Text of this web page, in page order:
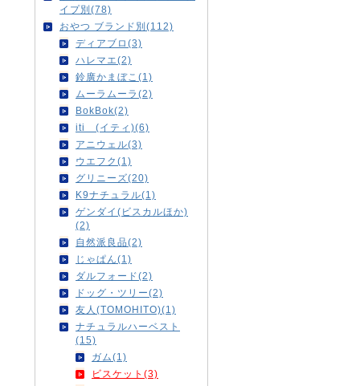
イプ別(78)
おやつ ブランド別(112)
ディアブロ(3)
ハレマエ(2)
鈴廣かまぼこ(1)
ムーラムーラ(2)
BokBok(2)
iti (イティ)(6)
アニウェル(3)
ウエフク(1)
グリニーズ(20)
K9ナチュラル(1)
ゲンダイ(ビスカルほか)
(2)
自然派良品(2)
じゃぱん(1)
ダルフォード(2)
ドッグ・ツリー(2)
友人(TOMOHITO)(1)
ナチュラルハーベスト
(15)
ガム(1)
ビスケット(3)